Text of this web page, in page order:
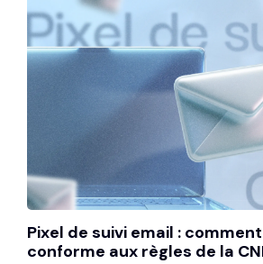
Pixel de suivi email :
conforme aux règles de la